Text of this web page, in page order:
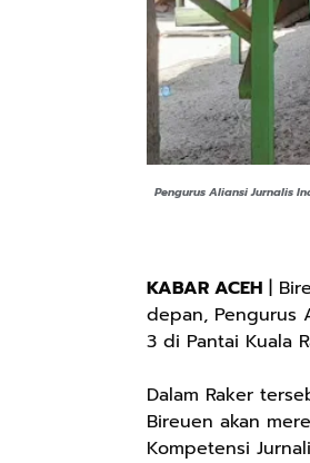
Pengurus Aliansi Jurnalis
KABAR ACEH |
depan, Pengurus
3 di Pantai Kuala
Dalam Raker
Bireuen akan
Kompetensi